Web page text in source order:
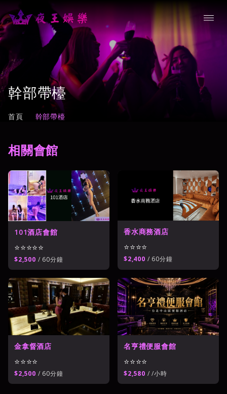
幹部帶檯
首頁 幹部帶檯
相關會館
101酒店會館
⭐⭐⭐⭐⭐
$2,500 / 60分鐘
香水商務酒店
⭐⭐⭐⭐
$2,400 / 60分鐘
金拿督酒店
⭐⭐⭐⭐
$2,500 / 60分鐘
名亨禮便服會館
⭐⭐⭐⭐
$2,580 / /小時